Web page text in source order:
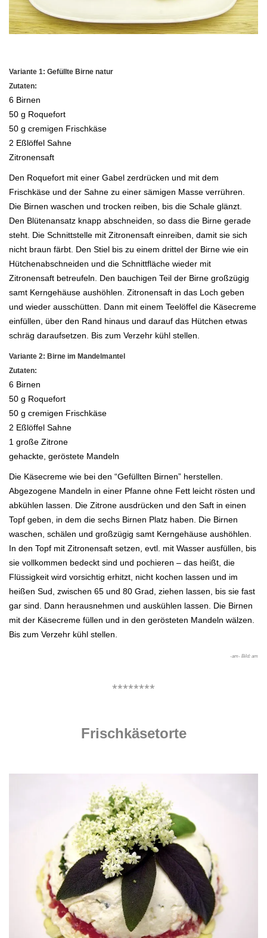
Variante 1: Gefüllte Birne natur
Zutaten:
6 Birnen
50 g Roquefort
50 g cremigen Frischkäse
2 Eßlöffel Sahne
Zitronensaft
Den Roquefort mit einer Gabel zerdrücken und mit dem
Frischkäse und der Sahne zu einer sämigen Masse verrühren.
Die Birnen waschen und trocken reiben, bis die Schale glänzt.
Den Blütenansatz knapp abschneiden, so dass die Birne gerade
steht. Die Schnittstelle mit Zitronensaft einreiben, damit sie sich
nicht braun färbt. Den Stiel bis zu einem drittel der Birne wie ein
Hütchenabschneiden und die Schnittfläche wieder mit
Zitronensaft betreufeln. Den bauchigen Teil der Birne großzügig
samt Kerngehäuse aushöhlen. Zitronensaft in das Loch geben
und wieder ausschütten. Dann mit einem Teelöffel die Käsecreme
einfüllen, über den Rand hinaus und darauf das Hütchen etwas
schräg daraufsetzen. Bis zum Verzehr kühl stellen.
Variante 2: Birne im Mandelmantel
Zutaten:
6 Birnen
50 g Roquefort
50 g cremigen Frischkäse
2 Eßlöffel Sahne
1 große Zitrone
gehackte, geröstete Mandeln
Die Käsecreme wie bei den “Gefüllten Birnen” herstellen.
Abgezogene Mandeln in einer Pfanne ohne Fett leicht rösten und
abkühlen lassen. Die Zitrone ausdrücken und den Saft in einen
Topf geben, in dem die sechs Birnen Platz haben. Die Birnen
waschen, schälen und großzügig samt Kerngehäuse aushöhlen.
In den Topf mit Zitronensaft setzen, evtl. mit Wasser ausfüllen, bis
sie vollkommen bedeckt sind und pochieren – das heißt, die
Flüssigkeit wird vorsichtig erhitzt, nicht kochen lassen und im
heißen Sud, zwischen 65 und 80 Grad, ziehen lassen, bis sie fast
gar sind. Dann herausnehmen und auskühlen lassen. Die Birnen
mit der Käsecreme füllen und in den gerösteten Mandeln wälzen.
Bis zum Verzehr kühl stellen.
-am- Bild: am
********
Frischkäsetorte